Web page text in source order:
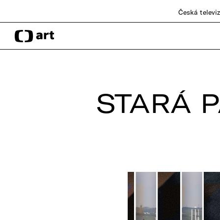
Česká
STARÁ